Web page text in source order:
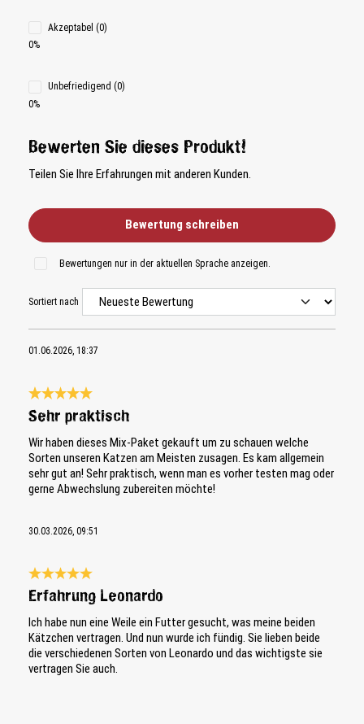
Akzeptabel (0)
0%
Unbefriedigend (0)
0%
Bewerten Sie dieses Produkt!
Teilen Sie Ihre Erfahrungen mit anderen Kunden.
Bewertung schreiben
Bewertungen nur in der aktuellen Sprache anzeigen.
Sortiert nach
01.06.2026, 18:37
Bewertung mit 5 von 5 Sternen
Sehr praktisch
Wir haben dieses Mix-Paket gekauft um zu schauen welche
Sorten unseren Katzen am Meisten zusagen. Es kam allgemein
sehr gut an! Sehr praktisch, wenn man es vorher testen mag oder
gerne Abwechslung zubereiten möchte!
30.03.2026, 09:51
Bewertung mit 5 von 5 Sternen
Erfahrung Leonardo
Ich habe nun eine Weile ein Futter gesucht, was meine beiden
Kätzchen vertragen. Und nun wurde ich fündig. Sie lieben beide
die verschiedenen Sorten von Leonardo und das wichtigste sie
vertragen Sie auch.